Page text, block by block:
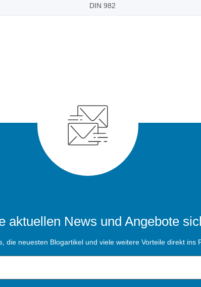
DIN 982
aktuellen News und Angebote
die neuesten Blogartikel und viele weitere Vorteile direkt ins